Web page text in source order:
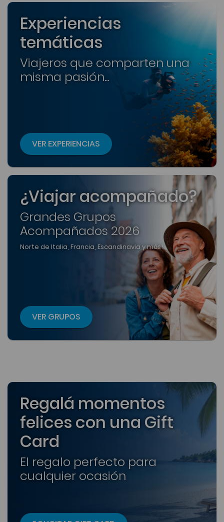
Experiencias
temáticas
Viajeros que comparten una
misma pasión...
VER EXPERIENCIAS
¿Viajar acompañado?
Grandes Grupos
Acompañados 2026
Norte de Italia, Francia, Escandinavia y más!
VER GRUPOS
Regalá momentos
felices con una Gift
Card
El regalo perfecto para
cualquier ocasión